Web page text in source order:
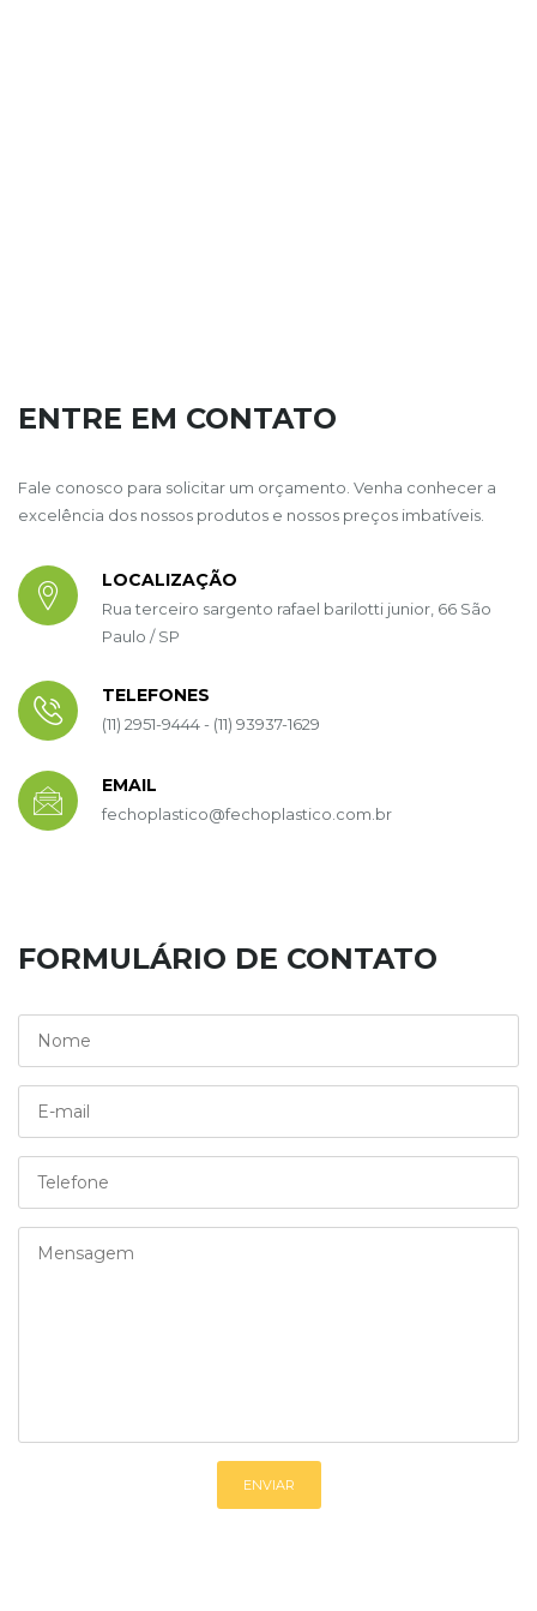
ENTRE EM CONTATO
Fale conosco para solicitar um orçamento. Venha conhecer a
excelência dos nossos produtos e nossos preços imbatíveis.
LOCALIZAÇÃO
Rua terceiro sargento rafael barilotti junior, 66 São
Paulo / SP
TELEFONES
(11) 2951-9444 - (11) 93937-1629
EMAIL
fechoplastico@fechoplastico.com.br
FORMULÁRIO DE CONTATO